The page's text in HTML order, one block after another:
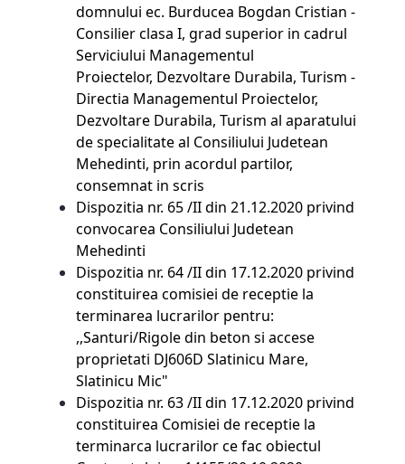
domnului ec. Burducea Bogdan Cristian -
Consilier clasa I, grad superior in cadrul
Serviciului Managementul
Proiectelor, Dezvoltare Durabila, Turism -
Directia Managementul Proiectelor,
Dezvoltare Durabila, Turism al aparatului
de specialitate al Consiliului Judetean
Mehedinti, prin acordul partilor,
consemnat in scris
Dispozitia nr. 65 /II din 21.12.2020 privind
convocarea Consiliului Judetean
Mehedinti
Dispozitia nr. 64 /II din 17.12.2020 privind
constituirea comisiei de receptie la
terminarea lucrarilor pentru:
,,Santuri/Rigole din beton si accese
proprietati DJ606D Slatinicu Mare,
Slatinicu Mic"
Dispozitia nr. 63 /II din 17.12.2020 privind
constituirea Comisiei de receptie la
terminarca lucrarilor ce fac obiectul